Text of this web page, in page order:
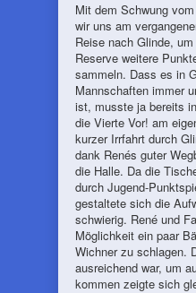
Mit dem Schwung
wir uns am
Reise nach Glinde,
Reserve weitere
sammeln. Dass es in
Mannschaften immer
ist, musste ja bereits
die Vierte Vor! am
kurzer Irrfahrt durch
dank Renés guter
die Halle. Da die
durch Jugend-
gestaltete sich die
schwierig. René und
Möglichkeit ein paar
Wichner zu schlagen.
ausreichend war, um
kommen zeigte sich